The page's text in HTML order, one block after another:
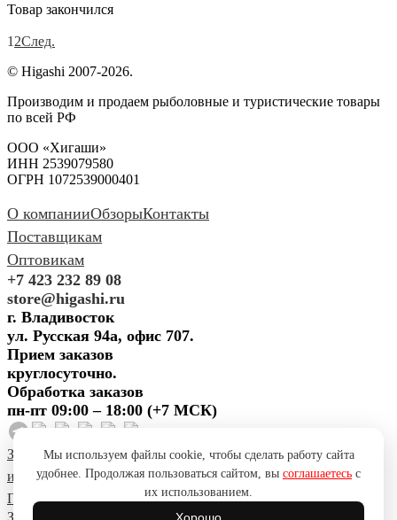
Товар закончился
1 2След.
© Higashi 2007-2026.
Производим и продаем рыболовные и туристические товары
по всей РФ
ООО «Хигаши»
ИНН 2539079580
ОГРН 1072539000401
О компанииОбзорыКонтакты
Поставщикам
Оптовикам
+7 423 232 89 08
store@higashi.ru
г. Владивосток
ул. Русская 94а, офис 707.
Прием заказов
круглосуточно.
Обработка заказов
пн-пт 09:00 – 18:00 (+7 МСК)
Задать вопросПредложить
идеюПоблагодаритьПожаловаться Сообщить об ошибке
Политика конфиденциальностиСогласие на обработку ПД
Задать вопрос
Мы используем файлы cookie, чтобы сделать работу сайта
удобнее. Продолжая пользоваться сайтом, вы соглашаетесь с
их использованием.